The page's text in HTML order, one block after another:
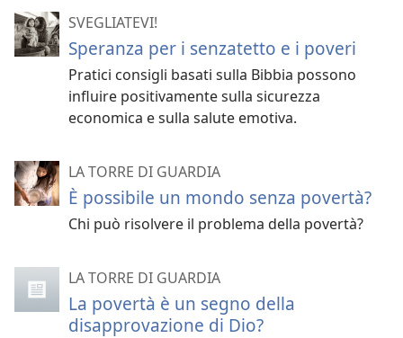
SVEGLIATEVI!
Speranza per i senzatetto e i poveri
Pratici consigli basati sulla Bibbia possono
influire positivamente sulla sicurezza
economica e sulla salute emotiva.
LA TORRE DI GUARDIA
È possibile un mondo senza povertà?
Chi può risolvere il problema della povertà?
LA TORRE DI GUARDIA
La povertà è un segno della
disapprovazione di Dio?